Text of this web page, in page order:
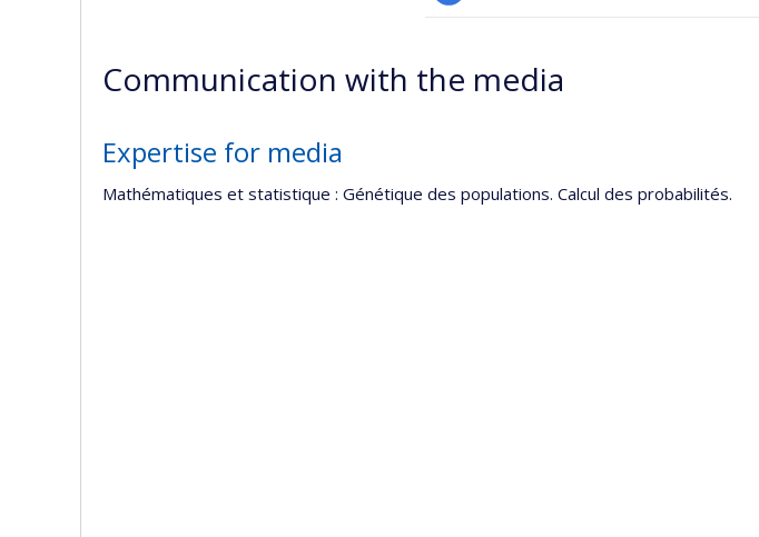
Page
(faculté,département,école)
Communication with the media
Expertise for media
Mathématiques et statistique : Génétique des populations. Calcul des probabilités.